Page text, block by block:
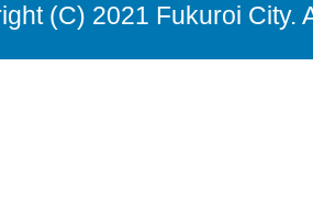
(C) 2021 Fukuroi City.